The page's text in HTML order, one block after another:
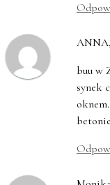
ANNA,
buu w
synek